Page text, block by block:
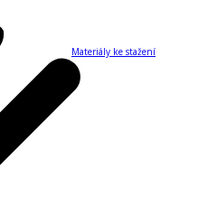
Materiály ke stažení